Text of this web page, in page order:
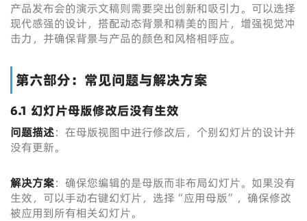
产品发布会的演示文稿则需要突出创新和吸引力。可以选择
现代感强的设计，搭配动态背景和精美的图片，增强视觉冲
击力，并确保背景与产品的颜色和风格相呼应。
第六部分：常见问题与解决方案
6.1 幻灯片母版修改后没有生效
问题描述：在母版视图中进行修改后，个别幻灯片的设计并
没有更新。
解决方案：确保您编辑的是母版而非布局幻灯片。如果没有
生效，可以手动右键幻灯片，选择“应用母版”，确保修改
被应用到所有相关幻灯片。